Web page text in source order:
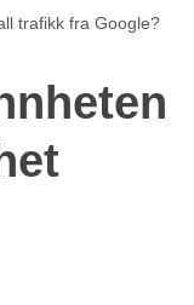
trafikk fra Google?